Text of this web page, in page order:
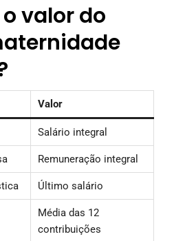
o valor do
Valor
Salário integral
Remuneração integral
Último salário
Média das 12
contribuições